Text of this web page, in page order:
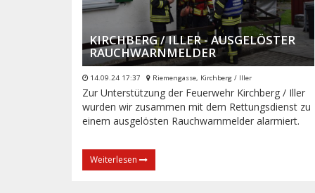
KIRCHBERG / ILLER - AUSGELÖSTER
RAUCHWARNMELDER
14.09.24 17:37 Riemengasse, Kirchberg / Iller
Zur Unterstützung der Feuerwehr Kirchberg / Iller
wurden wir zusammen mit dem Rettungsdienst zu
einem ausgelösten Rauchwarnmelder alarmiert.
Weiterlesen